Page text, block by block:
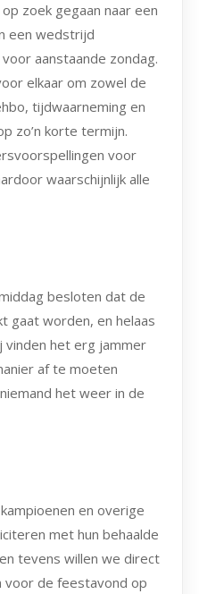
zoek gegaan naar een
een wedstrijd
aanstaande zondag.
elkaar om zowel de
tijdwaarneming en
zo’n korte termijn.
voor
waarschijnlijk alle
besloten dat de
gaat worden, en helaas
vinden het erg jammer
af te moeten
het weer in de
en overige
met hun behaalde
tevens willen we direct
voor de feestavond op